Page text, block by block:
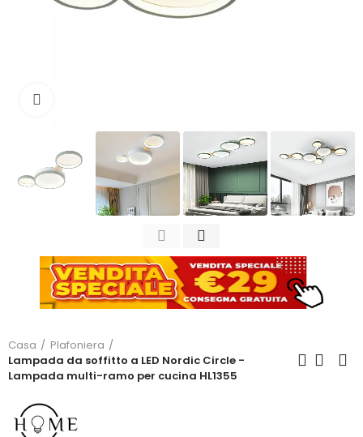
Casa
Plafoniera
Lampada da soffitto a LED Nordic Circle -
Lampada multi-ramo per cucina HL1355